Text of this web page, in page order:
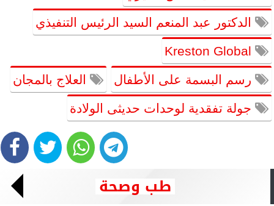
الدكتور عبد المنعم السيد الرئيس التنفيذي
رسم البسمة على الأطفال العلاج بالمجان
جولة تفقدية لوحدات حديثى الولادة
طب وصحة